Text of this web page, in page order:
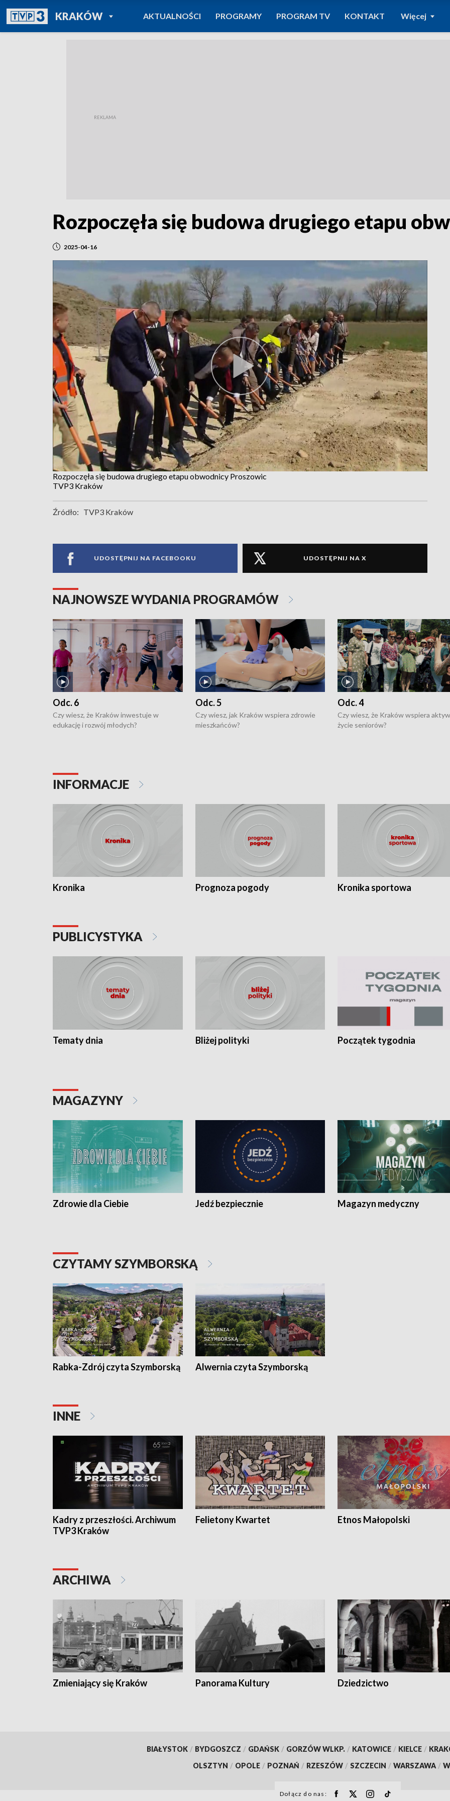
KRAKÓWPOWRÓT DO
TVP REGIONY
AKTUALNOŚCI PROGRAMY PROGRAM TV KONTAKT Więcej
Rozpoczęła się budowa drugiego etapu
2025-04-16
Rozpoczęła się budowa drugiego etapu obwodnicy Proszowic
TVP3 Kraków
Źródło: TVP3 Kraków
UDOSTĘPNIJ NA FACEBOOKU UDOSTĘPNIJ NA X
NAJNOWSZE WYDANIA PROGRAMÓW
Odc. 6
Czy wiesz, że Kraków inwestuje w
edukację i rozwój młodych?
Odc. 5
Czy wiesz, jak Kraków wspiera zdrowie
mieszkańców?
Odc. 4
Czy wiesz, że Kraków wspiera
życie seniorów?
INFORMACJE
Kronika Prognoza pogody Kronika sportowa
PUBLICYSTYKA
Tematy dnia Bliżej polityki Początek tygodnia
MAGAZYNY
Zdrowie dla Ciebie Jedź bezpiecznie Magazyn medyczny
CZYTAMY SZYMBORSKĄ
Rabka-Zdrój czyta Szymborską Alwernia czyta Szymborską
INNE
Kadry z przeszłości. Archiwum
TVP3 Kraków
Felietony Kwartet Etnos Małopolski
ARCHIWA
Zmieniający się Kraków Panorama Kultury Dziedzictwo
BIAŁYSTOK / BYDGOSZCZ / GDAŃSK / GORZÓW WLKP. / KATOWICE / KIELCE /
OLSZTYN / OPOLE / POZNAŃ / RZESZÓW / SZCZECIN / WARSZAWA /
Dołącz do nas: